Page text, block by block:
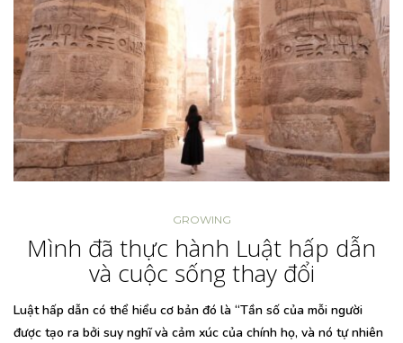
GROWING
Mình đã thực hành Luật hấp dẫn
và cuộc sống thay đổi
Luật hấp dẫn có thể hiểu cơ bản đó là “Tần số của mỗi người
được tạo ra bởi suy nghĩ và cảm xúc của chính họ, và nó tự nhiên